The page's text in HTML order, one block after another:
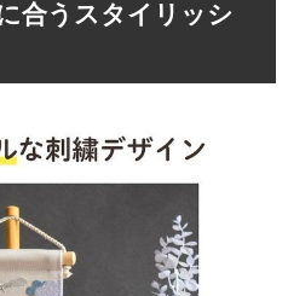
合うスタイリッシ